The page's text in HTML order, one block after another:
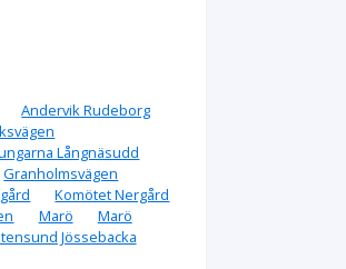
Andervik Rudeborg
Långnäsudd
Granholmsvägen
Komötet Nergård
Marö
Marö
Jössebacka